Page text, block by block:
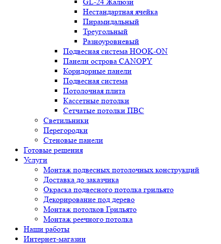
Нестандартная ячейка
Пирамидальный
Треугольный
Разноуровневый
Подвесная система HOOK-ON
Панели острова CANOPY
Коридорные панели
Подвесная система
Потолочная плита
Кассетные потолки
Сетчатые потолки ПВС
Светильники
Перегородки
Стеновые панели
Готовые решения
Услуги
Монтаж подвесных потолочных конструкций
Доставка до заказчика
Окраска подвесного потолка грильято
Декорирование под дерево
Монтаж потолков Грильято
Монтаж реечного потолка
Наши работы
Интернет-магазин